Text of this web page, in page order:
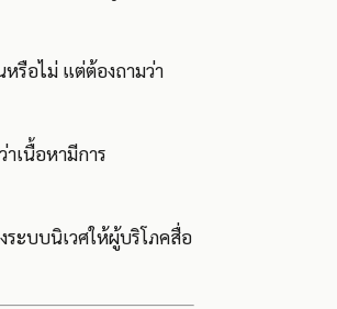
รือไม่ แต่ต้องถามว่า
เนื้อหามีการ
ะบบนิเวศให้ผู้บริโภคสื่อ